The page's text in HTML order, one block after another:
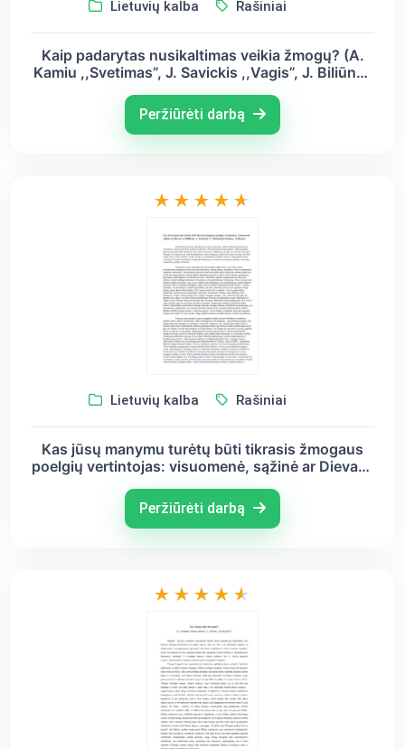
Lietuvių kalba Rašiniai
Kaip padarytas nusikaltimas veikia žmogų? (A.
Kamiu ,,Svetimas”, J. Savickis ,,Vagis”, J. Biliūnas
Peržiūrėti darbą
Lietuvių kalba Rašiniai
Kas jūsų manymu turėtų būti tikrasis žmogaus
poelgių vertintojas: visuomenė, sąžinė ar Dievas?
A.Škėma)
Peržiūrėti darbą